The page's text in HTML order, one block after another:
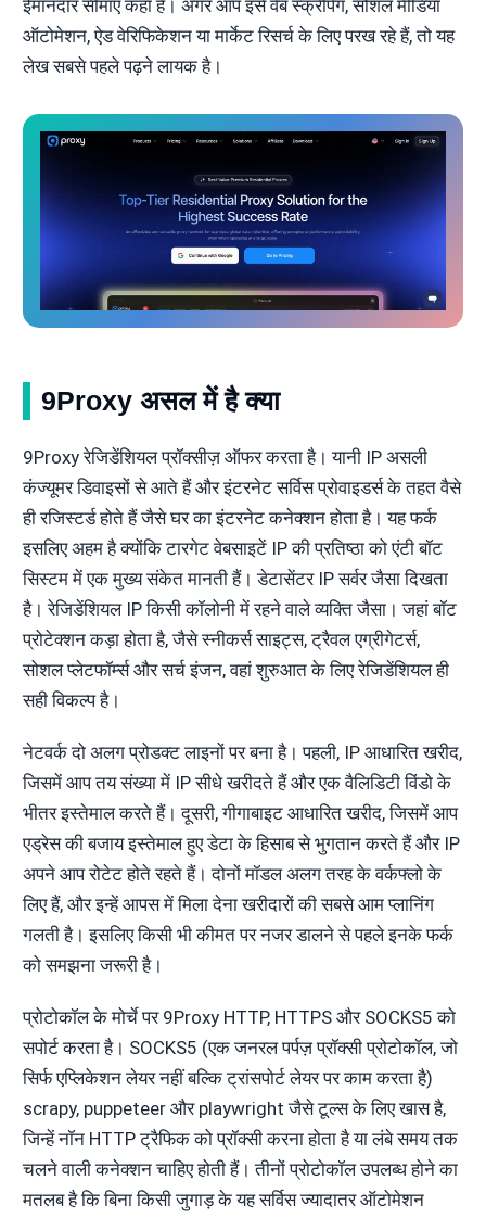
ईमानदार सीमाएं कहां हैं। अगर आप इसे वेब स्क्रैपिंग, सोशल मीडिया
ऑटोमेशन, ऐड वेरिफिकेशन या मार्केट रिसर्च के लिए परख रहे हैं, तो यह
लेख सबसे पहले पढ़ने लायक है।
9Proxy असल में है क्या
9Proxy रेजिडेंशियल प्रॉक्सीज़ ऑफर करता है। यानी IP असली
कंज्यूमर डिवाइसों से आते हैं और इंटरनेट सर्विस प्रोवाइडर्स के तहत वैसे
ही रजिस्टर्ड होते हैं जैसे घर का इंटरनेट कनेक्शन होता है। यह फर्क
इसलिए अहम है क्योंकि टारगेट वेबसाइटें IP की प्रतिष्ठा को एंटी बॉट
सिस्टम में एक मुख्य संकेत मानती हैं। डेटासेंटर IP सर्वर जैसा दिखता
है। रेजिडेंशियल IP किसी कॉलोनी में रहने वाले व्यक्ति जैसा। जहां बॉट
प्रोटेक्शन कड़ा होता है, जैसे स्नीकर्स साइट्स, ट्रैवल एग्रीगेटर्स,
सोशल प्लेटफॉर्म्स और सर्च इंजन, वहां शुरुआत के लिए रेजिडेंशियल ही
सही विकल्प है।
नेटवर्क दो अलग प्रोडक्ट लाइनों पर बना है। पहली, IP आधारित खरीद,
जिसमें आप तय संख्या में IP सीधे खरीदते हैं और एक वैलिडिटी विंडो के
भीतर इस्तेमाल करते हैं। दूसरी, गीगाबाइट आधारित खरीद, जिसमें आप
एड्रेस की बजाय इस्तेमाल हुए डेटा के हिसाब से भुगतान करते हैं और IP
अपने आप रोटेट होते रहते हैं। दोनों मॉडल अलग तरह के वर्कफ्लो के
लिए हैं, और इन्हें आपस में मिला देना खरीदारों की सबसे आम प्लानिंग
गलती है। इसलिए किसी भी कीमत पर नजर डालने से पहले इनके फर्क
को समझना जरूरी है।
प्रोटोकॉल के मोर्चे पर 9Proxy HTTP, HTTPS और SOCKS5 को
सपोर्ट करता है। SOCKS5 (एक जनरल पर्पज़ प्रॉक्सी प्रोटोकॉल, जो
सिर्फ एप्लिकेशन लेयर नहीं बल्कि ट्रांसपोर्ट लेयर पर काम करता है)
scrapy, puppeteer और playwright जैसे टूल्स के लिए खास है,
जिन्हें नॉन HTTP ट्रैफिक को प्रॉक्सी करना होता है या लंबे समय तक
चलने वाली कनेक्शन चाहिए होती हैं। तीनों प्रोटोकॉल उपलब्ध होने का
मतलब है कि बिना किसी जुगाड़ के यह सर्विस ज्यादातर ऑटोमेशन